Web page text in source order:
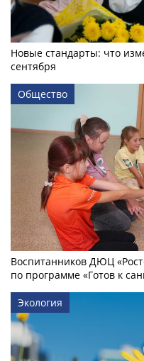
Новые стандарты: что
сентября
Общество
Воспитанников ДЮЦ
по программе «Готов к
Экология